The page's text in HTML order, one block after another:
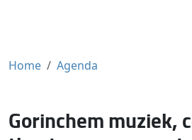
Home Agenda
Gorinchem muziek,